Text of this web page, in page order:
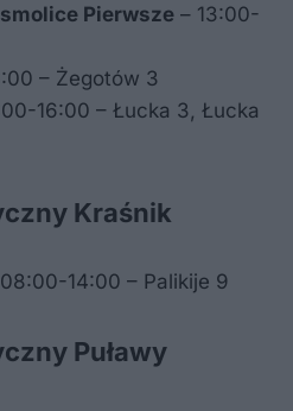
Pierwsze – 13:00-
– Żegotów 3
16:00 – Łucka 3, Łucka
Kraśnik
14:00 – Palikije 9
Puławy